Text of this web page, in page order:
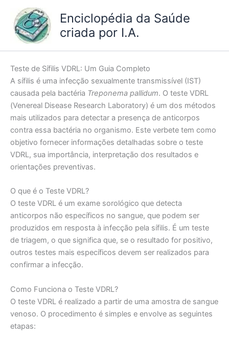
conteúdo
Enciclopédia da Saúde
criada por I.A.
Teste de Sífilis VDRL: Um Guia Completo
A sífilis é uma infecção sexualmente transmissível (IST)
causada pela bactéria Treponema pallidum. O teste VDRL
(Venereal Disease Research Laboratory) é um dos métodos
mais utilizados para detectar a presença de anticorpos
contra essa bactéria no organismo. Este verbete tem como
objetivo fornecer informações detalhadas sobre o teste
VDRL, sua importância, interpretação dos resultados e
orientações preventivas.
O que é o Teste VDRL?
O teste VDRL é um exame sorológico que detecta
anticorpos não específicos no sangue, que podem ser
produzidos em resposta à infecção pela sífilis. É um teste
de triagem, o que significa que, se o resultado for positivo,
outros testes mais específicos devem ser realizados para
confirmar a infecção.
Como Funciona o Teste VDRL?
O teste VDRL é realizado a partir de uma amostra de sangue
venoso. O procedimento é simples e envolve as seguintes
etapas: